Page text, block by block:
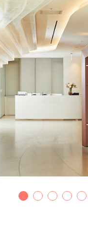
리원
의 소리)